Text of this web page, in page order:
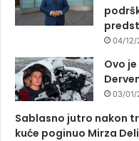
04/12/
Ovo
03/01/
Sablasno jutro nakon
kuće poginuo Mirza